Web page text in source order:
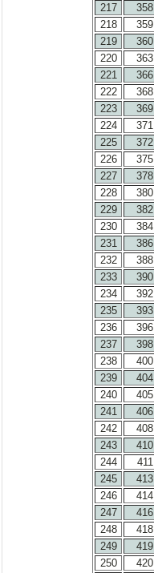
217
358
218
359
219
360
220
363
221
366
222
368
223
369
224
371
225
372
226
375
227
378
228
380
229
382
230
384
231
386
232
388
233
390
234
392
235
393
236
396
237
398
238
400
239
404
240
405
241
406
242
408
243
410
244
411
245
413
246
414
247
416
248
418
249
419
250
420